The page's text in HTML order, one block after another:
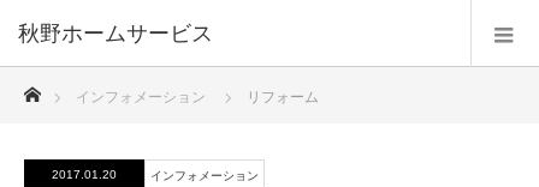
秋野ホームサービス
インフォメーション リフォーム
2017.01.20 インフォメーション